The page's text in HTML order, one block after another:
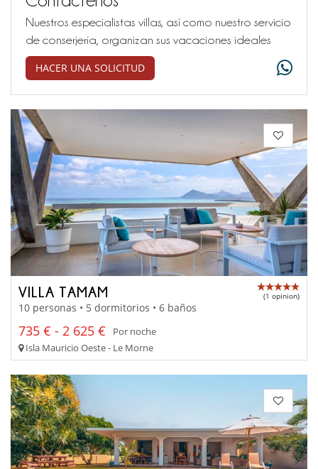
Nuestros especialistas villas, así como nuestro servicio
de conserjería, organizan sus vacaciones ideales
HACER UNA SOLICITUD
VILLA TAMAM (1 opinion)
10 personas • 5 dormitorios • 6 baños
735 € - 2 625 €
Por noche
Isla Mauricio Oeste - Le Morne